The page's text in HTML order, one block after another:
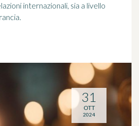
internazionali, sia a livello
31
OTT
2024